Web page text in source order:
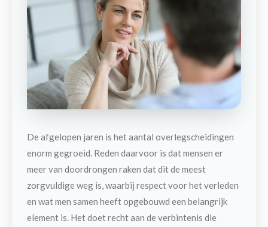
De afgelopen jaren is het aantal overlegscheidingen
enorm gegroeid. Reden daarvoor is dat mensen er
meer van doordrongen raken dat dit de meest
zorgvuldige weg is, waarbij respect voor het verleden
en wat men samen heeft opgebouwd een belangrijk
element is. Het doet recht aan de verbintenis die